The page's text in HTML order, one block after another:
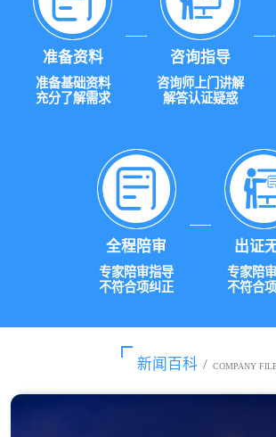
准备资料
准备基础资料
充分了解需求
咨询指导
咨询师上门讲解
解答认证疑惑
全程陪审
专家陪审指导
不符合项纠正
出证
专家陪
不符合
新闻百科 / COMPANY